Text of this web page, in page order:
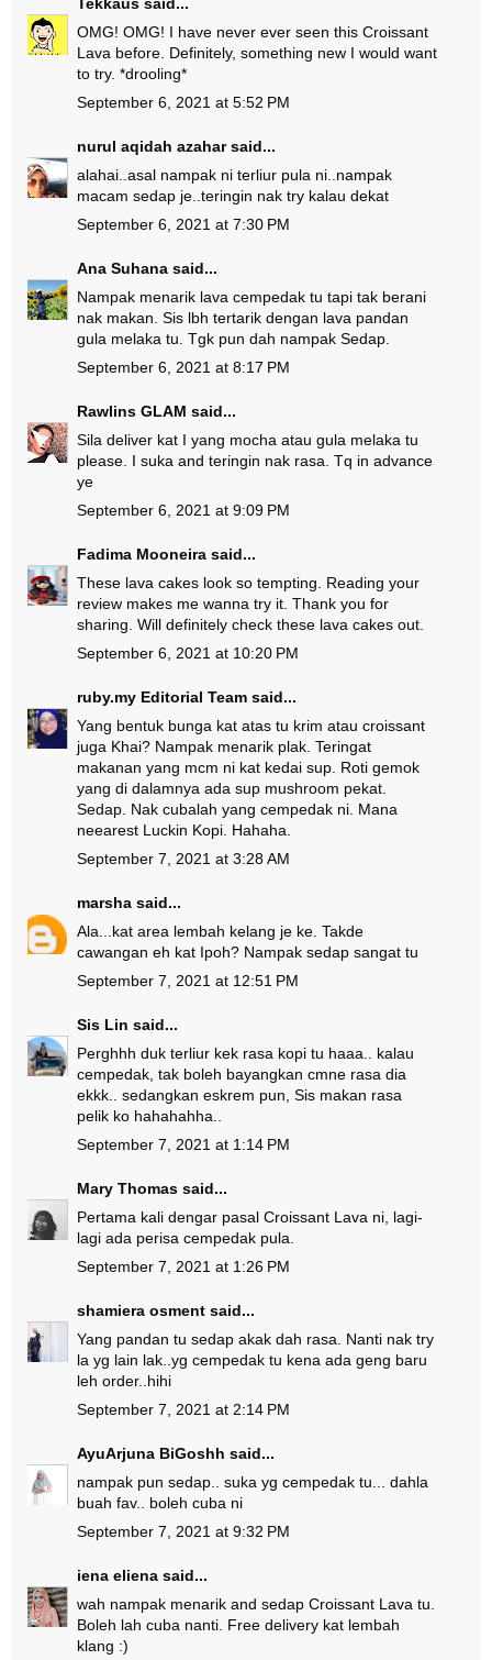
OMG! OMG! I have never ever seen this Croissant
Lava before. Definitely, something new I would want
to try. *drooling*
September 6, 2021 at 5:52 PM
nurul aqidah azaharsaid...
alahai..asal nampak ni terliur pula ni..nampak
macam sedap je..teringin nak try kalau dekat
September 6, 2021 at 7:30 PM
Ana Suhana said...
Nampak menarik lava cempedak tu tapi tak berani
nak makan. Sis lbh tertarik dengan lava pandan
gula melaka tu. Tgk pun dah nampak Sedap.
September 6, 2021 at 8:17 PM
Rawlins GLAM said...
Sila deliver kat I yang mocha atau gula melaka tu
please. I suka and teringin nak rasa. Tq in advance
ye
September 6, 2021 at 9:09 PM
Fadima Mooneira said...
These lava cakes look so tempting. Reading your
review makes me wanna try it. Thank you for
sharing. Will definitely check these lava cakes out.
September 6, 2021 at 10:20 PM
ruby.my Editorial Team said...
Yang bentuk bunga kat atas tu krim atau croissant
juga Khai? Nampak menarik plak. Teringat
makanan yang mcm ni kat kedai sup. Roti gemok
yang di dalamnya ada sup mushroom pekat.
Sedap. Nak cubalah yang cempedak ni. Mana
neearest Luckin Kopi. Hahaha.
September 7, 2021 at 3:28 AM
marsha said...
Ala...kat area lembah kelang je ke. Takde
cawangan eh kat Ipoh? Nampak sedap sangat tu
September 7, 2021 at 12:51 PM
Sis Lin said...
Perghhh duk terliur kek rasa kopi tu haaa.. kalau
cempedak, tak boleh bayangkan cmne rasa dia
ekkk.. sedangkan eskrem pun, Sis makan rasa
pelik ko hahahahha..
September 7, 2021 at 1:14 PM
Mary Thomas said...
Pertama kali dengar pasal Croissant Lava ni, lagi-
lagi ada perisa cempedak pula.
September 7, 2021 at 1:26 PM
shamiera osment said...
Yang pandan tu sedap akak dah rasa. Nanti nak try
la yg lain lak..yg cempedak tu kena ada geng baru
leh order..hihi
September 7, 2021 at 2:14 PM
AyuArjuna BiGoshh said...
nampak pun sedap.. suka yg cempedak tu... dahla
buah fav.. boleh cuba ni
September 7, 2021 at 9:32 PM
iena eliena said...
wah nampak menarik and sedap Croissant Lava tu.
Boleh lah cuba nanti. Free delivery kat lembah
klang :)